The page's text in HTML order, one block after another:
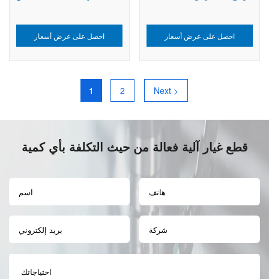
احصل على عرض أسعار احصل على عرض أسعار
1 2 Next >
قطع غيار آلية فعالة من حيث التكلفة بأي كمية